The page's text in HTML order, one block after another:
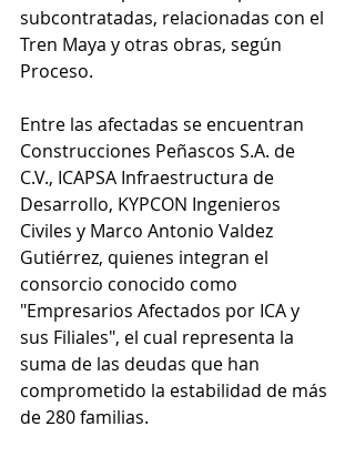
subcontratadas, relacionadas con el
Tren Maya y otras obras, según
Proceso.
Entre las afectadas se encuentran
Construcciones Peñascos S.A. de
C.V., ICAPSA Infraestructura de
Desarrollo, KYPCON Ingenieros
Civiles y Marco Antonio Valdez
Gutiérrez, quienes integran el
consorcio conocido como
"Empresarios Afectados por ICA y
sus Filiales", el cual representa la
suma de las deudas que han
comprometido la estabilidad de más
de 280 familias.